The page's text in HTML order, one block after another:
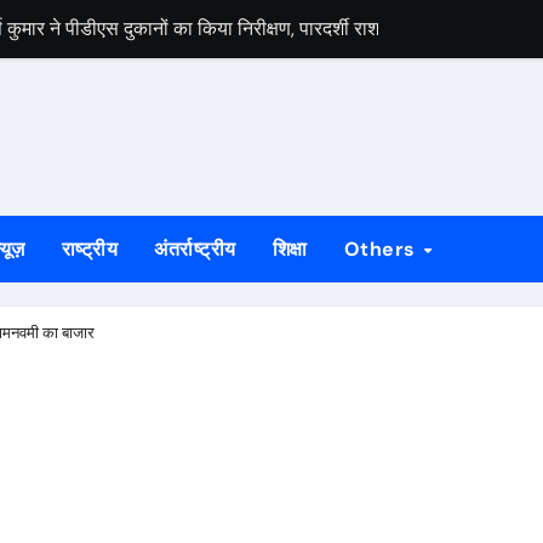
ने पीडीएस दुकानों का किया निरीक्षण, पारदर्शी राशन वितरण के दिए निर्देश
को लेकर भाजपा जमशेदपुर महानगर की तैयारियां हुई तेज, 9 अगस्त को
यूआईएसएल के वरीय महाप्रबंधक से, ज्ञापन सौंपा कंपनी की टीम क्षेत्र का
गागराई ने पंचायत और बूथ संगठन मजबूत करने का किया आह्वान
का मुद्दा, सांसद जोबा माझी ने पूर्ण संचालन की उठाई मांग
राष्ट्रीय अंतर्राष्ट्रीय शिक्षा Others
का बाजार